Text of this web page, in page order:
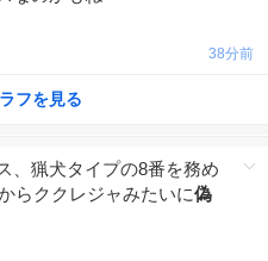
38分前
フを見る
、猟犬タイプの8番を務め
らククレジャみたいに偽